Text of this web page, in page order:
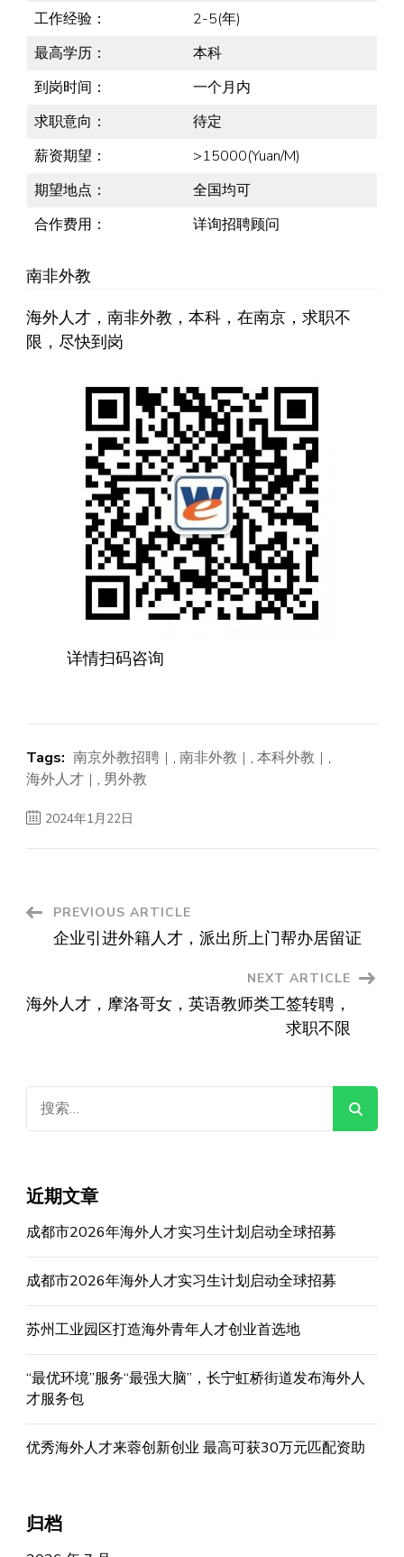
工作经验：
2-5(年)
最高学历：
本科
到岗时间：
一个月内
求职意向：
待定
薪资期望：
>15000(Yuan/M)
期望地点：
全国均可
合作费用：
详询招聘顾问
南非外教
海外人才，南非外教，本科，在南京，求职不
限，尽快到岗
详情扫码咨询
Tags: 南京外教招聘 , 南非外教 , 本科外教
,
海外人才
, 男外教
2024年1月22日
Post
Navigation
PREVIOUS ARTICLE
企业引进外籍人才，派出所上门帮办居留证
NEXT ARTICLE
海外人才，摩洛哥女，英语教师类工签转聘，
求职不限
索：
近期文章
成都市2026年海外人才实习生计划启动全球招募
成都市2026年海外人才实习生计划启动全球招募
苏州工业园区打造海外青年人才创业首选地
“最优环境”服务“最强大脑”，长宁虹桥街道发布海外人
才服务包
优秀海外人才来蓉创新创业 最高可获30万元匹配资助
归档